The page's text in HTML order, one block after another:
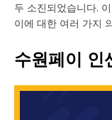
두 소진되었습니다.
이에 대한 여러 가지
수원페이 인